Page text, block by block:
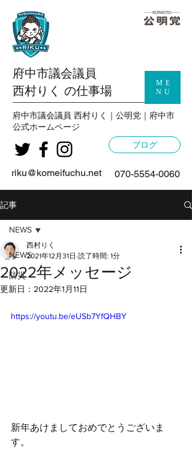
ME
NU
府中市議会議員
西村りく の仕事場
府中市議会議員 西村りく｜公明党｜府中市
公式ホームページ
riku@komeifuchu.net
ブログ
070-5554-0060
記事
NEWS
防災
NEWS
2022年メッセージ
西村りく
2021年12月31日 読了時間: 1分
更新日： 2022年1月11日
https://youtu.be/eUSb7YfQHBY
新年あけましておめでとうございま
す。